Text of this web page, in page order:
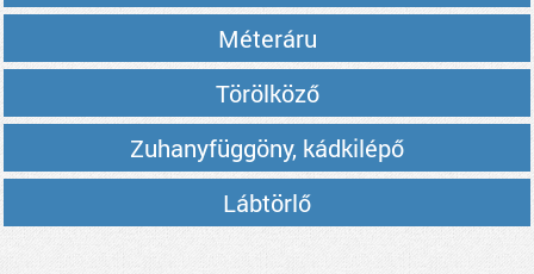
Méteráru
Törölköző
Zuhanyfüggöny, kádkilépő
Lábtörlő